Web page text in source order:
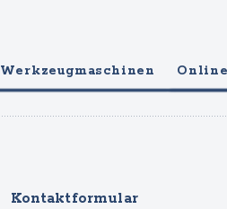
Werkzeugmaschinen
Kontaktformular